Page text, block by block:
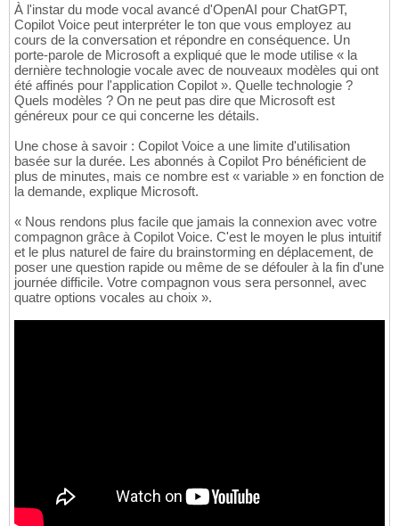
À l'instar du mode vocal avancé d'OpenAI pour ChatGPT,
Copilot Voice peut interpréter le ton que vous employez au
cours de la conversation et répondre en conséquence. Un
porte-parole de Microsoft a expliqué que le mode utilise « la
dernière technologie vocale avec de nouveaux modèles qui ont
été affinés pour l'application Copilot ». Quelle technologie ?
Quels modèles ? On ne peut pas dire que Microsoft est
généreux pour ce qui concerne les détails.
Une chose à savoir : Copilot Voice a une limite d'utilisation
basée sur la durée. Les abonnés à Copilot Pro bénéficient de
plus de minutes, mais ce nombre est « variable » en fonction de
la demande, explique Microsoft.
« Nous rendons plus facile que jamais la connexion avec votre
compagnon grâce à Copilot Voice. C'est le moyen le plus intuitif
et le plus naturel de faire du brainstorming en déplacement, de
poser une question rapide ou même de se défouler à la fin d'une
journée difficile. Votre compagnon vous sera personnel, avec
quatre options vocales au choix ».